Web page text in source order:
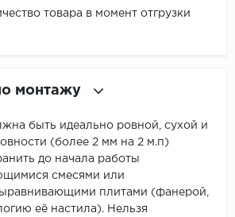
товара в момент отгрузки
монтажу
быть идеально ровной, сухой и
(более 2 мм на 2 м.п)
до начала работы
смесями или
плитами (фанерой,
её настила). Нельзя